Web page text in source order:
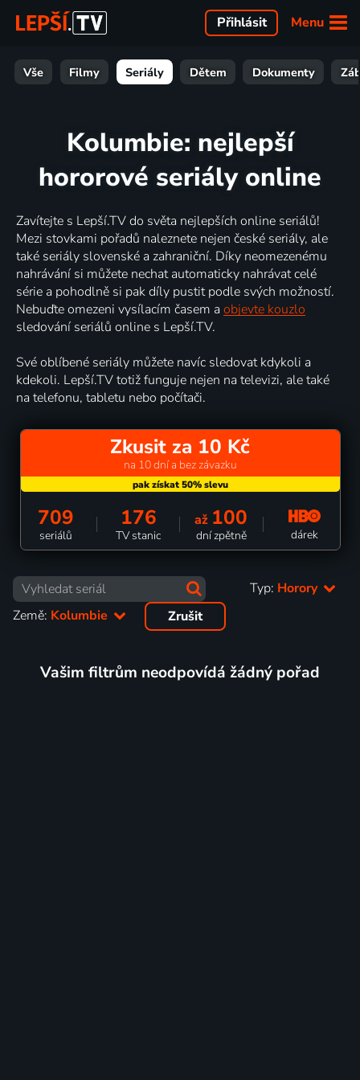
Menu
Přihlásit
Vše Filmy Seriály Dětem Dokumenty
Kolumbie: nejlepší
hororové seriály online
Zavítejte s Lepší.TV do světa nejlepších online seriálů!
Mezi stovkami pořadů naleznete nejen české seriály, ale
také seriály slovenské a zahraniční. Díky neomezenému
nahrávání si můžete nechat automaticky nahrávat celé
série a pohodlně si pak díly pustit podle svých možností.
Nebuďte omezeni vysílacím časem a objevte kouzlo
sledování seriálů online s Lepší.TV.
Své oblíbené seriály můžete navíc sledovat kdykoli a
kdekoli. Lepší.TV totiž funguje nejen na televizi, ale také
na telefonu, tabletu nebo počítači.
Zkusit za 10 Kč
na 10 dní a bez závazku
709
seriálů
176
TV stanic
až 100
dní zpětně dárek
Typ: Horory
Země: Kolumbie Zrušit
Vašim filtrům neodpovídá žádný pořad